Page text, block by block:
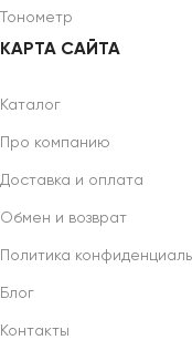
Тонометр
КАРТА САЙТА
Каталог
Про компанию
Доставка и оплата
Обмен и возврат
Политика
Блог
Контакты